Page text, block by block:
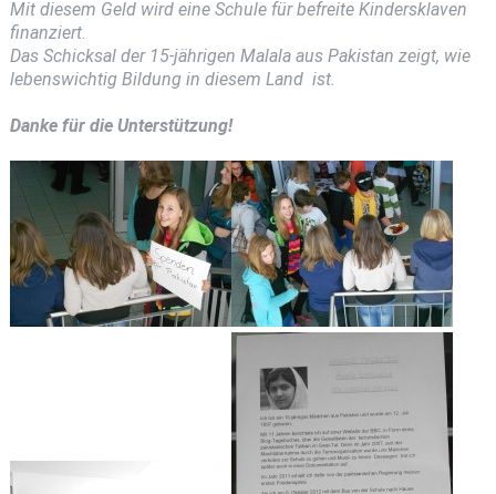
Mit diesem Geld wird eine Schule für befreite Kindersklaven
finanziert.
Das Schicksal der 15-jährigen Malala aus Pakistan zeigt, wie
lebenswichtig Bildung in diesem Land ist.
Danke für die Unterstützung!